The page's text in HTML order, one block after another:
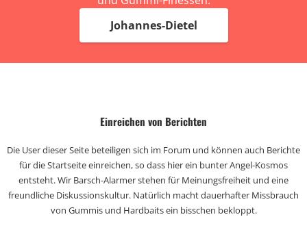
Johannes-Dietel
Einreichen von Berichten
Die User dieser Seite beteiligen sich im Forum und können auch Berichte
für die Startseite einreichen, so dass hier ein bunter Angel-Kosmos
entsteht. Wir Barsch-Alarmer stehen für Meinungsfreiheit und eine
freundliche Diskussionskultur. Natürlich macht dauerhafter Missbrauch
von Gummis und Hardbaits ein bisschen bekloppt.